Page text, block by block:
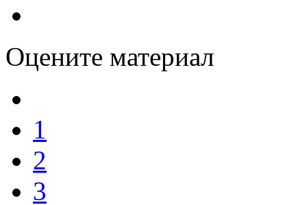
Оцените материал
1
2
3